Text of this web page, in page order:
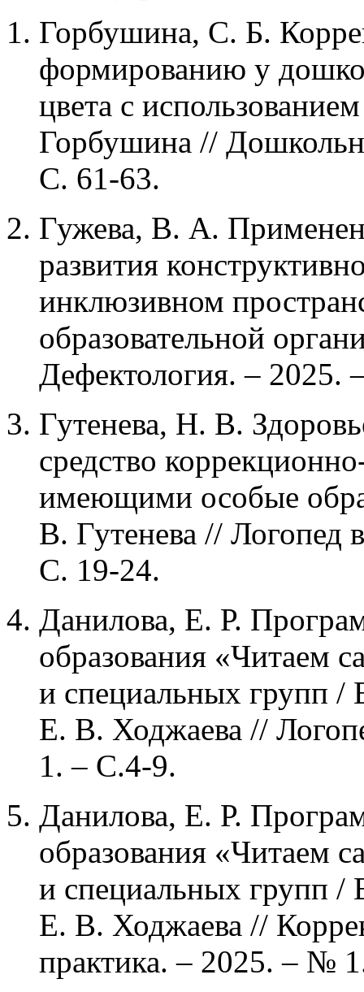
Горбушина, С. Б.
формированию у
цвета с
Горбушина //
С. 61-63.
Гужева, В. А.
развития
инклюзивном
образовательной
Дефектология. –
Гутенева, Н. В.
средство
имеющими особые
В. Гутенева // Логопед
С. 19-24.
Данилова, Е. Р.
образования «Читаем
и специальных групп /
Е. В. Ходжаева //
1. – С.4-9.
Данилова, Е. Р.
образования «Читаем
и специальных групп /
Е. В. Ходжаева //
практика. – 2025. – №